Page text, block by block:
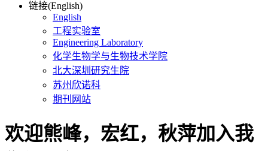
链接(English)
English
工程实验室
Engineering Laboratory
化学生物学与生物技术学院
北大深圳研究生院
苏州欣诺科
期刊网站
欢迎熊峰，宏红，秋萍加入我